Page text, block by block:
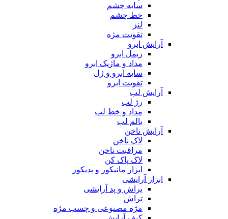
سایه چشم
خط چشم
لنز
تقویت مژه
آرایش ابرو
ریمل ابرو
مداد و ماژیک ابرو
سایه ابرو و ژل
تقویت ابرو
آرایش لب
رژ لب
مداد و خط لب
بالم لب
آرایش ناخن
لاک ناخن
مراقبت ناخن
لاک پاک کن
ابزار مانیکور و پدیکور
ابزار آرایشی
براش و پد آرایشی
تراش
مژه مصنوعی و چسب مژه